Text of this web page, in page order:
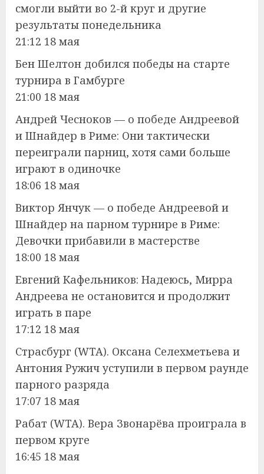
смогли выйти во 2-й круг и другие
результаты понедельника
21:12 18 мая
Бен Шелтон добился победы на старте
турнира в Гамбурге
21:00 18 мая
Андрей Чесноков — о победе Андреевой
и Шнайдер в Риме: Они тактически
переиграли парниц, хотя сами больше
играют в одиночке
18:06 18 мая
Виктор Янчук — о победе Андреевой и
Шнайдер на парном турнире в Риме:
Девочки прибавили в мастерстве
18:00 18 мая
Евгений Кафельников: Надеюсь, Мирра
Андреева не остановится и продолжит
играть в паре
17:12 18 мая
Страсбург (WTA). Оксана Селехметьева и
Антония Ружич уступили в первом раунде
парного разряда
17:07 18 мая
Рабат (WTA). Вера Звонарёва проиграла в
первом круге
16:45 18 мая